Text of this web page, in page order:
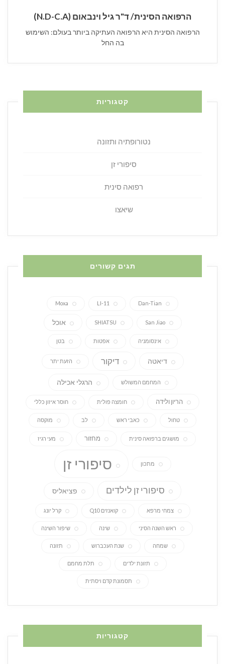
הרפואה הסינית/ ד"ר גיל וינבאום (N.D-C.A)
הרפואה הסינית היא הרפואה העתיקה ביותר בעולם: השימוש
בה החל
קטגוריות
נטורופתיה ותזונה
סיפורי זן
רפואה סינית
שיאצו
תגים קשורים
Dan-Tian
LI-11
Moxa
San Jiao
SHIATSU אוכל
אינסומניה אפטות בטן
דיאטה דיקור הזעת יתר
המחמם המשולש הרגלי אכילה
הריון ולידה חומצה פולית חוסר איזון כללי
טחול כאבי ראש לב מוקסה
מושגים ברפואה סינית מחזור מעי רגיז
מתכון סיפורי זן
סיפורי זן לילדים פציאליס
צמחי מרפא קואנזים Q10 קרל יונג
ראש השנה הסיני שינה שיפור השינה
שמחה שנת העכברוש תזונה
תזונת ילדים תלת מחמם
תסמונת קדם ויסתית
קטגוריות